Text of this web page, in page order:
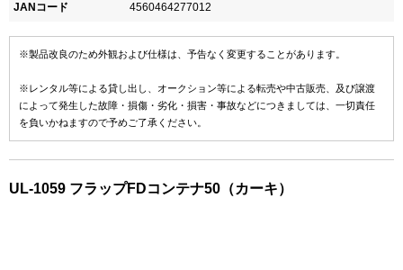
JANコード 4560464277012
※製品改良のため外観および仕様は、予告なく変更することがあります。
※レンタル等による貸し出し、オークション等による転売や中古販売、及び譲渡
によって発生した故障・損傷・劣化・損害・事故などにつきましては、一切責任
を負いかねますので予めご了承ください。
UL-1059 フラップFDコンテナ50（カーキ）